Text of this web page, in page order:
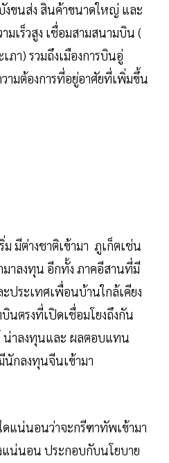
งขนส่ง สินค้าขนาดใหญ่ และ
มเร็วสูง เชื่อมสามสนามบิน (
ภา) รวมถึงเมืองการบินอู่
ามต้องการที่อยู่อาศัยที่เพิ่มขึ้น
มีต่างชาติเข้ามา ภูเก็ตเช่น
าลงทุน อีกทั้ง ภาคอีสานที่มี
ระเทศเพื่อนบ้านใกล้เคียง
นตรงที่เปิดเชื่อมโยงถึงกัน
น่าลงทุนและ ผลตอบแทน
นักลงทุนจีนเข้ามา
แน่นอนว่าจะกรีฑาทัพเข้ามา
แน่นอน ประกอบกับนโยบาย